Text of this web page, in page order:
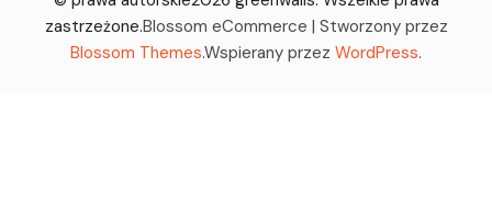
zastrzeżone.Blossom eCommerce | Stworzony przez
Blossom Themes.Wspierany przez WordPress.